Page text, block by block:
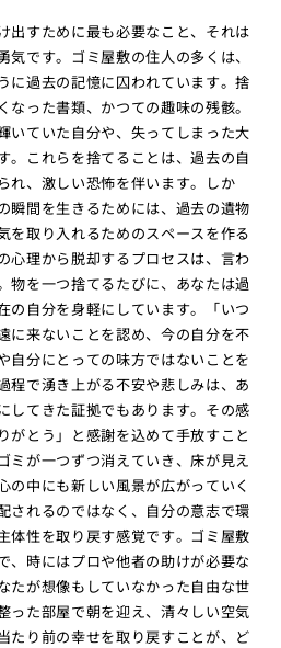
出すために最も必要なこと、それは
気です。ゴミ屋敷の住人の多くは、
に過去の記憶に囚われています。捨
った書類、かつての趣味の残骸。
いていた自分や、失ってしまった大
。これらを捨てることは、過去の自
れ、激しい恐怖を伴います。しか
瞬間を生きるためには、過去の遺物
を取り入れるためのスペースを作る
心理から脱却するプロセスは、言わ
物を一つ捨てるたびに、あなたは過
の自分を身軽にしています。「いつ
に来ないことを認め、今の自分を不
自分にとっての味方ではないことを
程で湧き上がる不安や悲しみは、あ
してきた証拠でもあります。その感
がとう」と感謝を込めて手放すこと
ミが一つずつ消えていき、床が見え
の中にも新しい風景が広がっていく
されるのではなく、自分の意志で環
体性を取り戻す感覚です。ゴミ屋敷
、時にはプロや他者の助けが必要な
たが想像もしていなかった自由な世
った部屋で朝を迎え、清々しい空気
たり前の幸せを取り戻すことが、ど